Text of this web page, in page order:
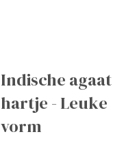
Indische agaat
hartje - Leuke
vorm